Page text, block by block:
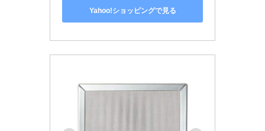
Yahoo!ショッピングで見る